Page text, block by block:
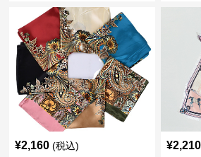
¥2,160 (税込) ¥2,210